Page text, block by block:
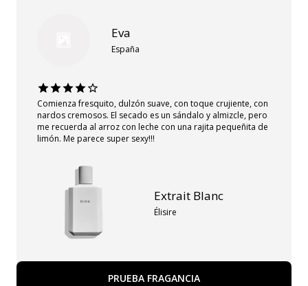
Eva
España
Comienza fresquito, dulzón suave, con toque crujiente, con
nardos cremosos. El secado es un sándalo y almizcle, pero
me recuerda al arroz con leche con una rajita pequeñita de
limón. Me parece super sexy!!!
Extrait Blanc
Élisire
PRUEBA FRAGANCIA